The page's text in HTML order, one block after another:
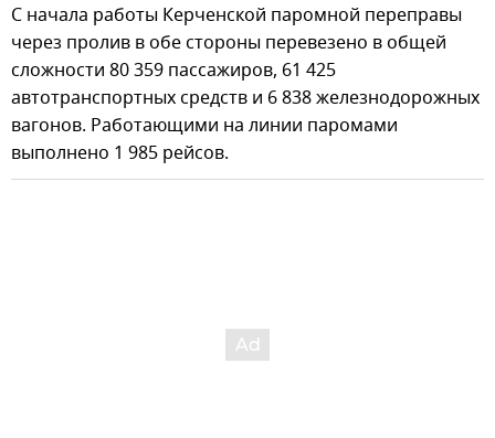
С начала работы Керченской паромной переправы
через пролив в обе стороны перевезено в общей
сложности 80 359 пассажиров, 61 425
автотранспортных средств и 6 838 железнодорожных
вагонов. Работающими на линии паромами
выполнено 1 985 рейсов.